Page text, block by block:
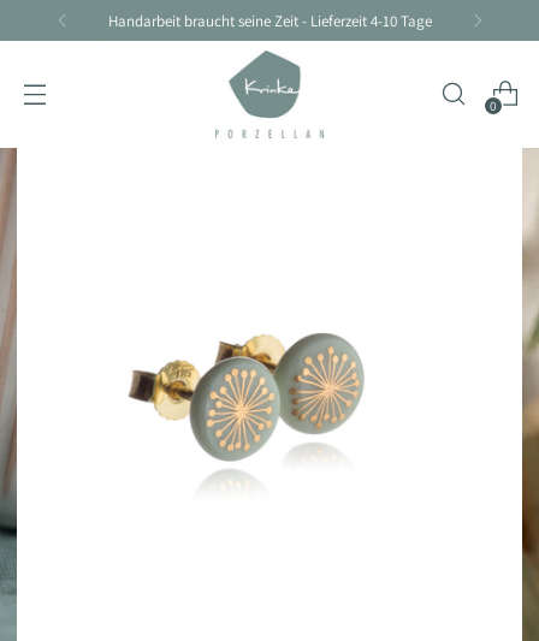
Handarbeit braucht seine Zeit - Lieferzeit 4-10 Tage
0